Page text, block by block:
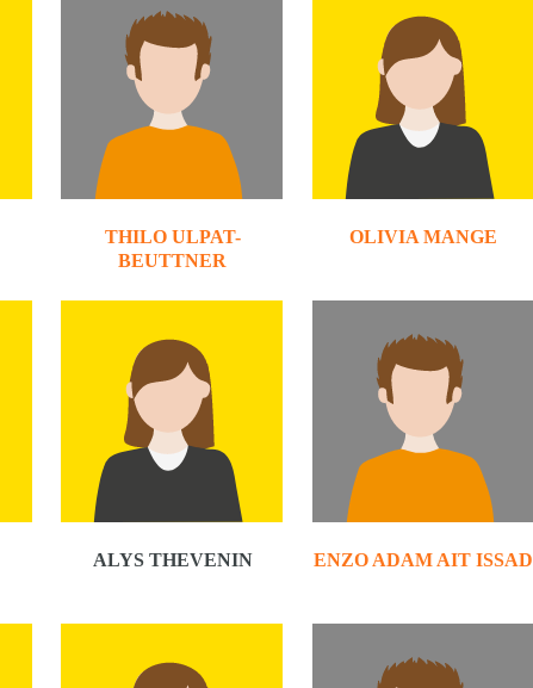
THILO ULPAT-
BEUTTNER
OLIVIA MANGE
ALYS THEVENIN ENZO ADAM AIT ISSAD